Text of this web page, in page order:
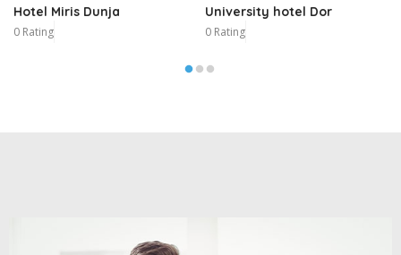
Hotel Miris Dunja
0 Rating
University hotel Dor
0 Rating